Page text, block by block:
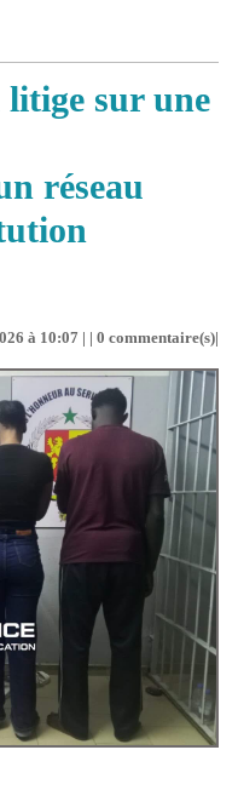
sur une
réseau
à 10:07 | | 0 commentaire(s)|